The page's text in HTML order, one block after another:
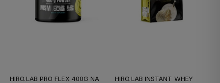
HIRO.LAB PRO FLEX 400G NA
HIRO.LAB INSTANT WHEY